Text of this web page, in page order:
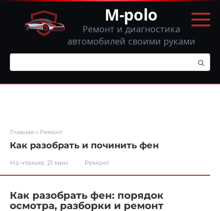
Перейти
контенту
M-polo
Ремонт и диагностика
автомобилей своими руками
Поиск:
Главная » Ремонт
Как разобрать и починить фен
На чтение: 21 мин Ремонт
Как разобрать фен: порядок
осмотра, разборки и ремонт